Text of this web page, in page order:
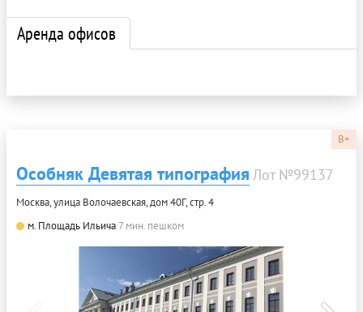
Аренда офисов
B+
Особняк Девятая типография Лот №99137
Москва, улица Волочаевская, дом 40Г, стр. 4
м. Площадь Ильича 7 мин. пешком